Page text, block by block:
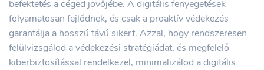
befektetés a céged jövőjébe. A digitális fenyegetések
folyamatosan fejlődnek, és csak a proaktív védekezés
garantálja a hosszú távú sikert. Azzal, hogy rendszeresen
felülvizsgálod a védekezési stratégiádat, és megfelelő
kiberbiztosítással rendelkezel, minimalizálod a digitális